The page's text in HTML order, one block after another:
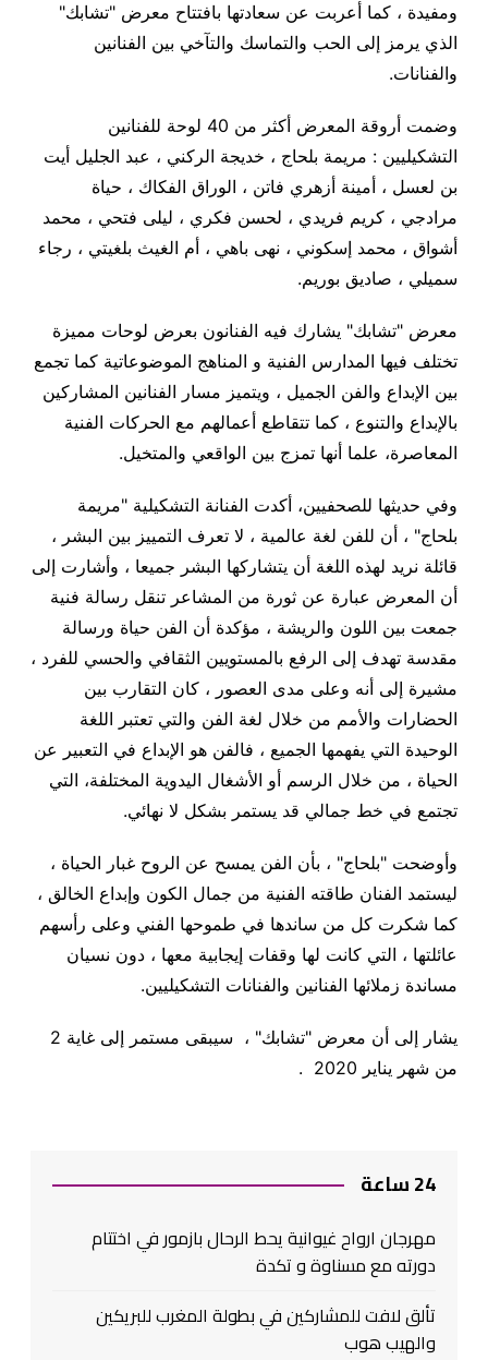
ومفيدة ، كما أعربت عن سعادتها بافتتاح معرض "تشابك"
الذي يرمز إلى الحب والتماسك والتآخي بين الفنانين
والفنانات.
وضمت أروقة المعرض أكثر من 40 لوحة للفنانين
التشكيليين : مريمة بلحاج ، خديجة الركني ، عبد الجليل أيت
بن لعسل ، أمينة أزهري فاتن ، الوراق الفكاك ، حياة
مرادجي ، كريم فريدي ، لحسن فكري ، ليلى فتحي ، محمد
أشواق ، محمد إسكوني ، نهى باهي ، أم الغيث بلغيتي ، رجاء
سميلي ، صاديق بوريم.
معرض "تشابك" يشارك فيه الفنانون بعرض لوحات مميزة
تختلف فيها المدارس الفنية و المناهج الموضوعاتية كما تجمع
بين الإبداع والفن الجميل ، ويتميز مسار الفنانين المشاركين
بالإبداع والتنوع ، كما تتقاطع أعمالهم مع الحركات الفنية
المعاصرة، علما أنها تمزج بين الواقعي والمتخيل.
وفي حديثها للصحفيين، أكدت الفنانة التشكيلية "مريمة
بلحاج" ، أن للفن لغة عالمية ، لا تعرف التمييز بين البشر ،
قائلة نريد لهذه اللغة أن يتشاركها البشر جميعا ، وأشارت إلى
أن المعرض عبارة عن ثورة من المشاعر تنقل رسالة فنية
جمعت بين اللون والريشة ، مؤكدة أن الفن حياة ورسالة
مقدسة تهدف إلى الرفع بالمستويين الثقافي والحسي للفرد ،
مشيرة إلى أنه وعلى مدى العصور ، كان التقارب بين
الحضارات والأمم من خلال لغة الفن والتي تعتبر اللغة
الوحيدة التي يفهمها الجميع ، فالفن هو الإبداع في التعبير عن
الحياة ، من خلال الرسم أو الأشغال اليدوية المختلفة، التي
تجتمع في خط جمالي قد يستمر بشكل لا نهائي.
وأوضحت "بلحاج" ، بأن الفن يمسح عن الروح غبار الحياة ،
ليستمد الفنان طاقته الفنية من جمال الكون وإبداع الخالق ،
كما شكرت كل من ساندها في طموحها الفني وعلى رأسهم
عائلتها ، التي كانت لها وقفات إيجابية معها ، دون نسيان
مساندة زملائها الفنانين والفنانات التشكيليين.
يشار إلى أن معرض "تشابك" ، سيبقى مستمر إلى غاية 2
من شهر يناير 2020
.
24 ساعة
مهرجان ارواح غيوانية يحط الرحال بازمور في اختتام
دورته مع مسناوة و تكدة
تألق لافت للمشاركين في بطولة المغرب للبريكين
والهيب هوب